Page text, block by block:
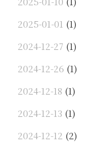
2025-01-01 (1)
2024-12-27 (1)
2024-12-26 (1)
2024-12-18 (1)
2024-12-13 (1)
2024-12-12 (2)